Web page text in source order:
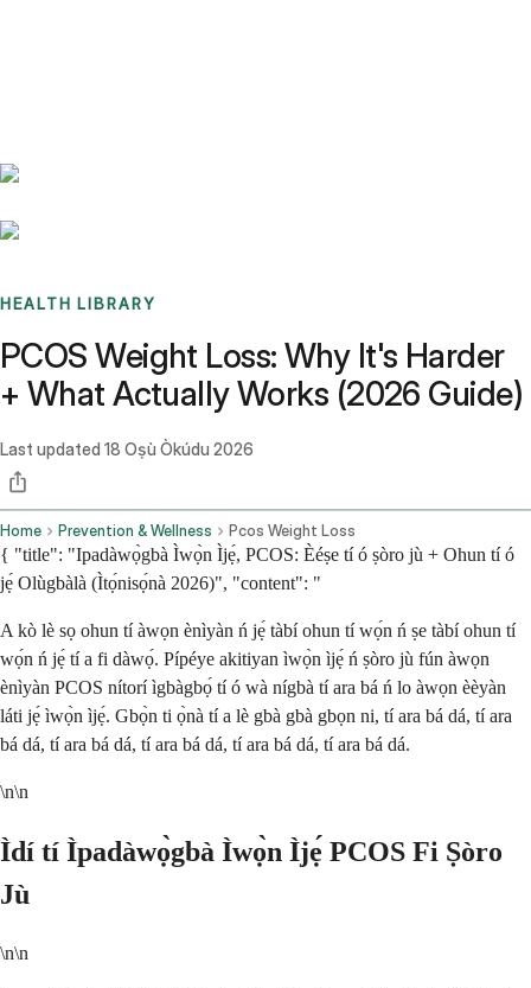
HEALTH LIBRARY
PCOS Weight Loss: Why It's Harder
+ What Actually Works (2026 Guide)
Last updated 18 Oṣù Òkúdu 2026
Home Prevention & Wellness Pcos Weight Loss
{ "title": "Ipadàwọ̀gbà Ìwọ̀n Ìjẹ́, PCOS: Èéṣe tí ó ṣòro jù + Ohun tí ó
jẹ́ Olùgbàlà (Ìtọ́nisọ́nà 2026)", "content": "
A kò lè sọ ohun tí àwọn ènìyàn ń jẹ́ tàbí ohun tí wọ́n ń ṣe tàbí ohun tí
wọ́n ń jẹ́ tí a fi dàwọ́. Pípéye akitiyan ìwọ̀n ìjẹ́ ń ṣòro jù fún àwọn
ènìyàn PCOS nítorí ìgbàgbọ́ tí ó wà nígbà tí ara bá ń lo àwọn èèyàn
láti jẹ́ ìwọ̀n ìjẹ́. Gbọ̀n ti ọ̀nà tí a lè gbà gbà gbọn ni, tí ara bá dá, tí ara
bá dá, tí ara bá dá, tí ara bá dá, tí ara bá dá, tí ara bá dá.
\n\n
Ìdí tí Ìpadàwọ̀gbà Ìwọ̀n Ìjẹ́ PCOS Fi Ṣòro
Jù
\n\n